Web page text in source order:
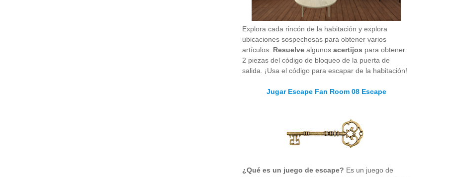
Explora cada rincón de la habitación y explora
ubicaciones sospechosas para obtener varios
artículos. Resuelve algunos acertijos para obtener
2 piezas del código de bloqueo de la puerta de
salida. ¡Usa el código para escapar de la habitación!
Jugar Escape Fan Room 08 Escape
¿Qué es un juego de escape? Es un juego de